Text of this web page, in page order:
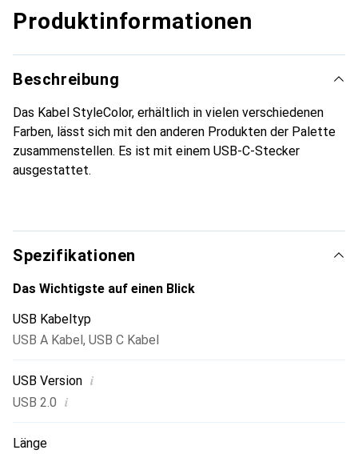
Produktinformationen
Beschreibung
Das Kabel StyleColor, erhältlich in vielen verschiedenen
Farben, lässt sich mit den anderen Produkten der Palette
zusammenstellen. Es ist mit einem USB-C-Stecker
ausgestattet.
Spezifikationen
Das Wichtigste auf einen Blick
USB Kabeltyp
USB A Kabel, USB C Kabel
USB Version i
USB 2.0 i
Länge